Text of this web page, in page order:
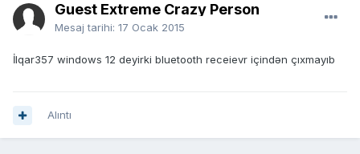
Guest Extreme Crazy Person
Mesaj tarihi: 17 Ocak 2015
İlqar357 windows 12 deyirki bluetooth receievr içindən çıxmayıb
Alıntı